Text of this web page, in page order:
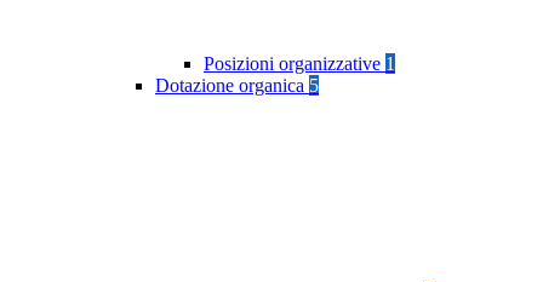
Posizioni organizzative 1
Dotazione organica 5